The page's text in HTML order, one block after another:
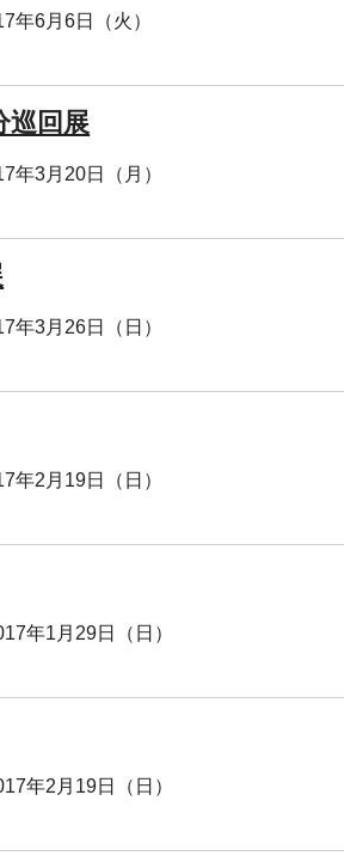
年6月6日（火）
巡回展
年3月20日（月）
年3月26日（日）
年2月19日（日）
年1月29日（日）
年2月19日（日）